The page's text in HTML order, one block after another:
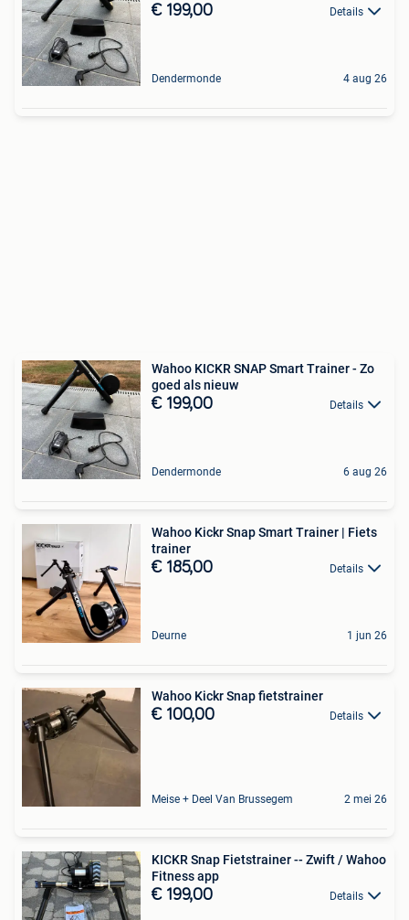
€ 199,00 Details
Dendermonde 4 aug 26
Wahoo KICKR SNAP Smart Trainer - Zo
goed als nieuw
€ 199,00 Details
Dendermonde 6 aug 26
Wahoo Kickr Snap Smart Trainer | Fiets
trainer
€ 185,00 Details
Deurne 1 jun 26
Wahoo Kickr Snap fietstrainer
€ 100,00 Details
Meise + Deel Van Brussegem 2 mei 26
KICKR Snap Fietstrainer -- Zwift / Wahoo
Fitness app
€ 199,00 Details